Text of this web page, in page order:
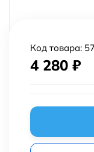
Код товара:
4 280 ₽